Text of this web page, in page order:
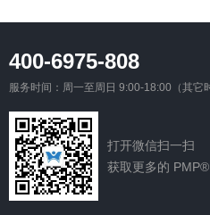
400-6975-808
服务时间：周一至周日 9:00-18:00（其它
打开微信扫一扫
获取更多的